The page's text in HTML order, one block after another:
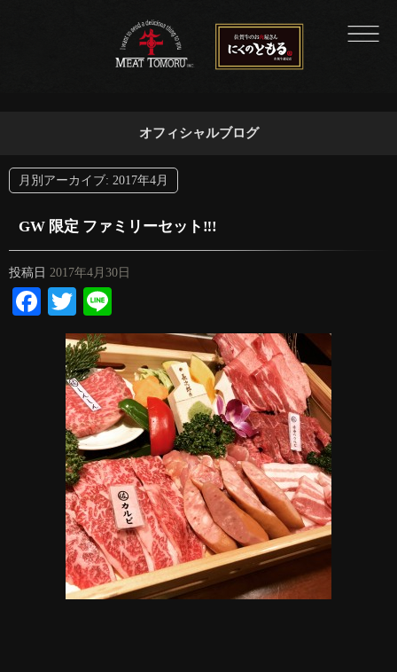
オフィシャルブログ
月別アーカイブ: 2017年4月
GW 限定 ファミリーセット‼︎!
投稿日 2017年4月30日
Facebook
Twitter